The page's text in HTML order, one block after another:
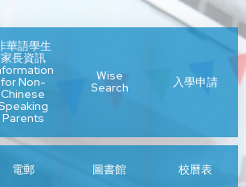
華語學生
家長資訊
for Non-
Chinese
Parents
Wise
Search
入學申請
電郵 圖書館 校曆表